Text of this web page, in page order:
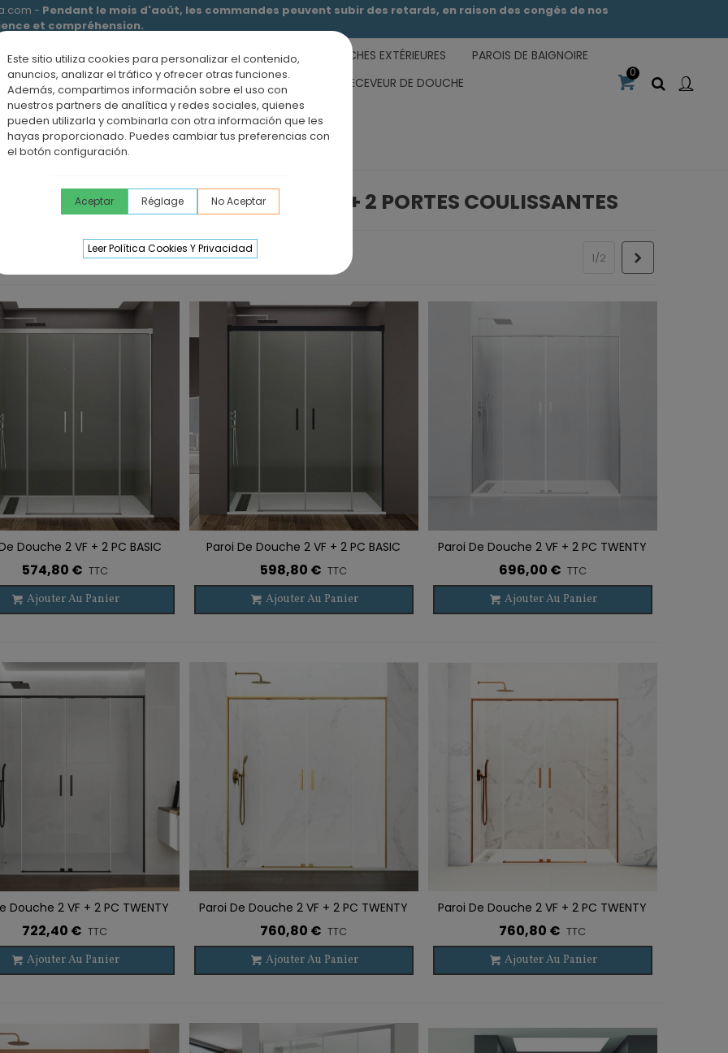
Este sitio utiliza cookies para personalizar el contenido,
anuncios, analizar el tráfico y ofrecer otras funciones.
Además, compartimos información sobre el uso con
nuestros partners de analítica y redes sociales, quienes
pueden utilizarla y combinarla con otra información que les
hayas proporcionado. Puedes cambiar tus preferencias con
el botón configuración.
Aceptar Réglage No Aceptar
Leer Política Cookies Y Privacidad
- Pendant le mois d'août, les commandes peuvent subir des retards, en raison des congés de nos
et compréhension.
RECEVEURS DE DOUCHE MEUBLES SALLE DE BAIN DOUCHES EXTÉRIEURES
PAROIS DE BAIGNOIRE
DE SALLE DE BAIN PANNEAUX MURAUX
OFFRE PAROI + RECEVEUR DE DOUCHE
ÉVIERS DE CUISINE BLOG
0
+ 2 portes coulissantes
De Douche En
€ TTC
Paroi De Douche VF + PC
TWENTY OR BROSSÉ
De Douche VF + PC
NOIR
€ TTC484,18 €
PAROIS DE DOUCHE 2 VERRES FIXES + 2 PORTES COULISSANTES
1/2
À La Liste De Souhaits
Douche 2 VF + 2 PC BASIC
SPAZIO
574,80 € TTC
Ajouter Au Panier
Ajouter À La Liste De Souhaits
Paroi De Douche 2 VF + 2 PC BASIC
SPAZIO NOIR
598,80 € TTC
Ajouter Au Panier
Ajouter À La Liste De Souhaits
Paroi De Douche 2 VF + 2 PC TWENTY
SPAZIO
696,00 € TTC
Ajouter Au Panier
À La Liste De Souhaits
Douche 2 VF + 2 PC TWENTY
SPAZIO NOIR
722,40 € TTC
Ajouter Au Panier
Ajouter À La Liste De Souhaits
Paroi De Douche 2 VF + 2 PC TWENTY
SPAZIO OR BROSSÉ
760,80 € TTC
Ajouter Au Panier
Ajouter À La Liste De Souhaits
Paroi De Douche 2 VF + 2 PC TWENTY
SPAZIO CUIVRE BROSSÉ
760,80 € TTC
Ajouter Au Panier